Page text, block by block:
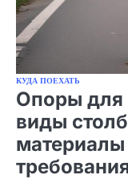
КУДА ПОЕХАТЬ
Опоры для
виды